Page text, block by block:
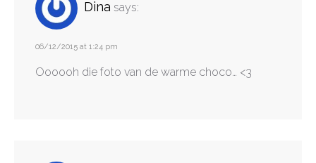
Dina says:
06/12/2015 at 1:24 pm
Oooooh die foto van de warme choco… <3